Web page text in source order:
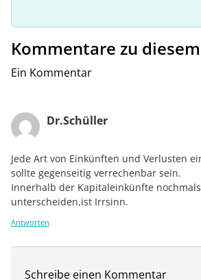
Kommentare zu
Ein Kommentar
Dr.Schüller
Jede Art von Einkünften und Verlusten
sollte gegenseitig verrechenbar sein.
Innerhalb der Kapitaleinkünfte
unterscheiden,ist Irrsinn.
Antworten
Schreibe einen Kommentar